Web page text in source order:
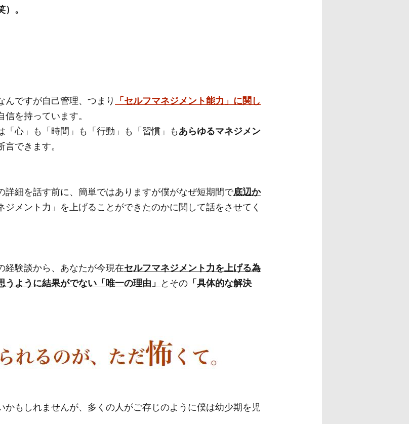
。
んですが自己管理、つまり 「セルフマネジメント能力」 に関し
信を持っています。
「心」も「時間」も「行動」も「習慣」もあらゆるマネジメン
言できます。
詳細を話す前に、簡単ではありますが僕がなぜ短期間で底辺か
ジメント力」を上げることができたのかに関して話をさせてく
経験談から、あなたが今現在セルフマネジメント力を上げる為
ように結果がでない「唯一の理由」
とその 「具体的な解決
かもしれませんが、多くの人がご存じのように僕は幼少期を児